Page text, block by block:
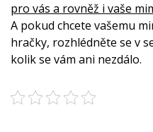
pro vás a rovněž i vaše
A pokud chcete vašemu
hračky, rozhlédněte se v
kolik se vám ani nezdálo.